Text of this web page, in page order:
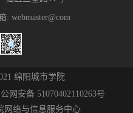
: webmaster@com
绵阳城市学院
网安备 51070402110263号
网络与信息服务中心